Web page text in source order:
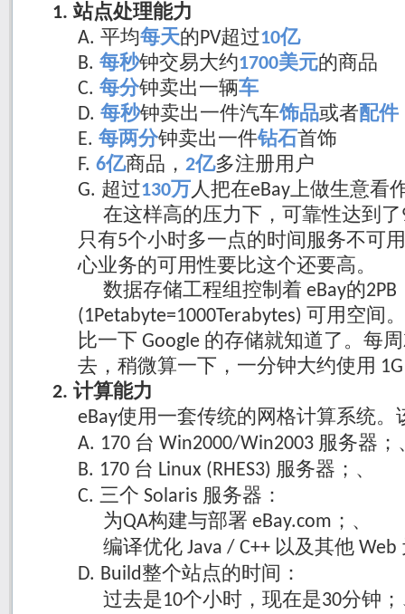
1. 站点处理能力
A. 平均每天的 PV超过10亿
B. 每秒钟交易大约1700美元的商品
C. 每分钟卖出一辆车
D. 每秒钟卖出一件汽车饰品或者配件
E. 每两分钟卖出一件钻石首饰
F. 6亿商品， 2亿多注册用户
G. 超过130万人把在eBay上做生意看
在这样高的压力下，可靠性达到了
只有5个小时多一点的时间服务不可
心业务的可用性要比这个还要高。
数据存储工程组控制着 eBay的2PB
(1Petabyte=1000Terabytes) 可用空间
比一下 Google 的存储就知道了。每
去，稍微算一下，一分钟大约使用
2. 计算能力
eBay使用一套传统的网格计算系统。
A. 170 台 Win2000/Win2003 服务器；
B. 170 台 Linux (RHES3) 服务器；、
C. 三个 Solaris 服务器：
为QA构建与部署 eBay.com ；、
编译优化 Java / C++ 以及其他 Web
D. Build整个站点的时间：
过去是10个小时，现在是30分钟